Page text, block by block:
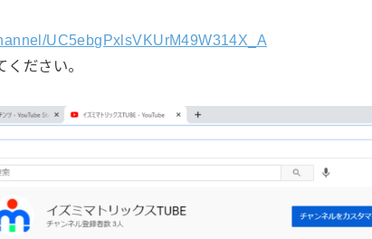
UC5ebgPxlsVKUrM49W314X_A
ださい。